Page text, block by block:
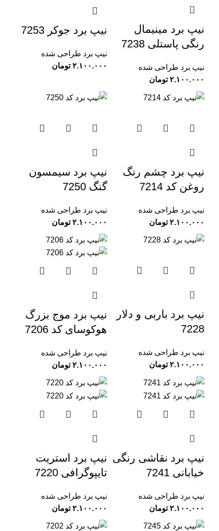
نیپ برد مینیمال
رنگی پاستلی 7238
نیپ برد طراحی شده
تومان
نیپ برد جوکر 7253
نیپ برد طراحی شده
تومان
نیپ برد چشم رنگ
روغن کد 7214
نیپ برد طراحی شده
تومان
نیپ برد سیمسون
گنگ 7250
نیپ برد طراحی شده
تومان
نیپ برد باربی و دلار
7228
نیپ برد طراحی شده
تومان
نیپ برد موج بزرگ
هوکوسای کد 7206
نیپ برد طراحی شده
تومان
نیپ برد نقاشی رنگی
خیابانی 7241
نیپ برد طراحی شده
تومان
نیپ برد استریت
تایپوگرافی 7220
نیپ برد طراحی شده
تومان